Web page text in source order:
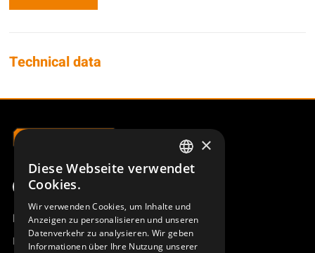
Technical data
Produktübersicht
Remotus
SWEDISH
DEUTSCH
×
Diese Webseite verwendet
Cookies.
Wir verwenden Cookies, um Inhalte und
Anzeigen zu personalisieren und unseren
Datenverkehr zu analysieren. Wir geben
Informationen über Ihre Nutzung unserer